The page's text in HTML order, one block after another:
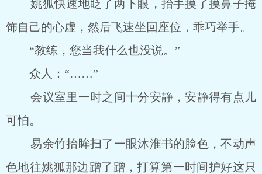
姚狐快速地眨了两下眼，抬手摸了摸鼻子掩
饰自己的心虚，然后飞速坐回座位，乖巧举手。
“教练，您当我什么也没说。”
众人：“……”
会议室里一时之间十分安静，安静得有点儿
可怕。
易余竹抬眸扫了一眼沐淮书的脸色，不动声
色地往姚狐那边蹭了蹭，打算第一时间护好这只